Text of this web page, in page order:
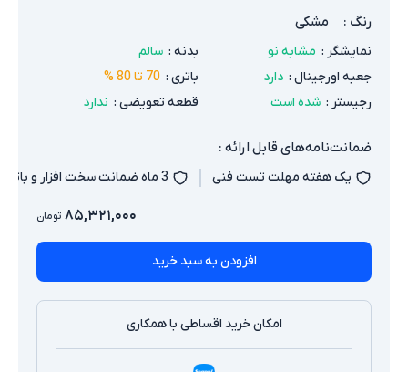
رنگ : مشکی
نمایشگر : مشابه نو بدنه : سالم
جعبه اورجینال : دارد باتری : 70 تا 80 %
رجیستر : شده است قطعه تعویضی : ندارد
ضمانت‌نامه‌های قابل ارائه :
یک هفته مهلت تست فنی 3 ماه ضمانت سخت افزار و باتری
۸۵,۳۲۱,۰۰۰ تومان
افزودن به سبد خرید
امکان خرید اقساطی با همکاری